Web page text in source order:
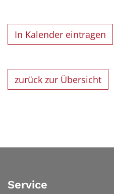
In Kalender eintragen
zurück zur Übersicht
Service